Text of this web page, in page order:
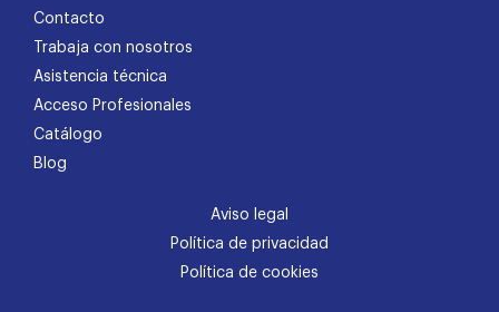
Contacto
Trabaja con nosotros
Asistencia técnica
Acceso Profesionales
Catálogo
Blog
Aviso legal
Política de privacidad
Política de cookies